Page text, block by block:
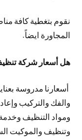
نقوم بتغطية كافة
المجاورة ايضاً.
هل أسعار شركة
أسعارنا مدروسة
والفك والتركيب
ومواد التنظيف
وتنظيف والموكيت